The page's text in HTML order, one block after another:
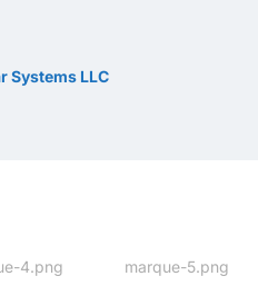
Systems LLC